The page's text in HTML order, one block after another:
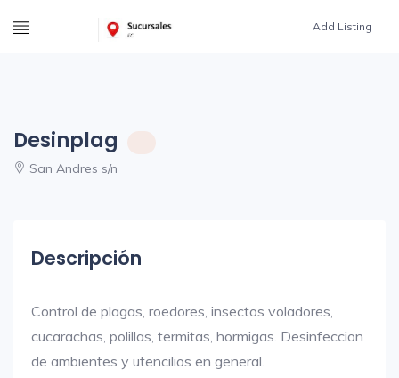
Add Listing
Desinplag
San Andres s/n
Descripción
Control de plagas, roedores, insectos voladores,
cucarachas, polillas, termitas, hormigas. Desinfeccion
de ambientes y utencilios en general.